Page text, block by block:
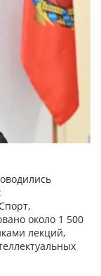
около 1 500
лекций,